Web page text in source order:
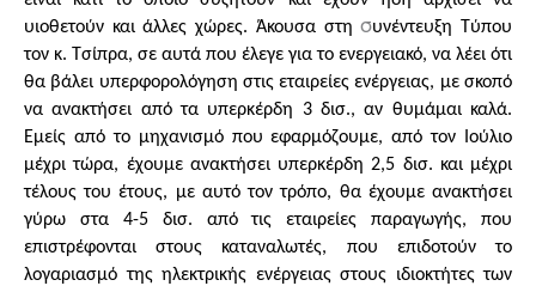
υιοθετούν και άλλες χώρες. Άκουσα στησυνέντευξη Τύπου
τον κ. Τσίπρα, σε αυτά που έλεγε για το ενεργειακό, να λέει ότι
θα βάλει υπερφορολόγηση στις εταιρείες ενέργειας, με σκοπό
να ανακτήσει από τα υπερκέρδη 3 δισ., αν θυμάμαι καλά.
Εμείς από το μηχανισμό που εφαρμόζουμε, από τον Ιούλιο
μέχρι τώρα, έχουμε ανακτήσει υπερκέρδη 2,5 δισ. και μέχρι
τέλους του έτους, με αυτό τον τρόπο, θα έχουμε ανακτήσει
γύρω στα 4-5 δισ. από τις εταιρείες παραγωγής, που
επιστρέφονται στους καταναλωτές, που επιδοτούν το
λογαριασμό της ηλεκτρικής ενέργειας στους ιδιοκτήτες των